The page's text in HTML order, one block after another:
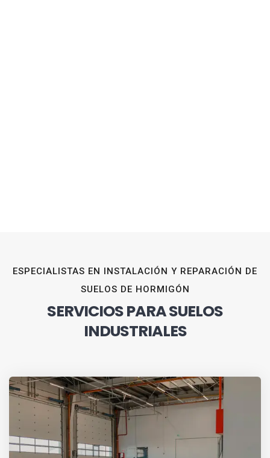
ESPECIALISTAS EN INSTALACIÓN Y REPARACIÓN DE
SUELOS DE HORMIGÓN
SERVICIOS PARA SUELOS
INDUSTRIALES